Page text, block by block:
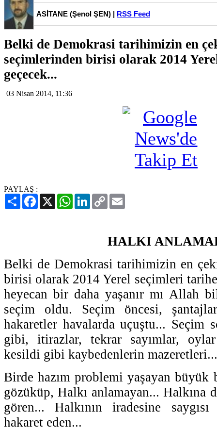
ASİTANE (Şenol ŞEN) | RSS Feed
Belki de Demokrasi tarihimizin en
seçimlerinden birisi olarak 2014
geçecek...
03 Nisan 2014, 11:36
PAYLAŞ :
PaylaşFacebook
X WhatsAppLinkedIn
Copy
Link
HALKI
Belki de Demokrasi tarihimizin en
birisi olarak 2014 Yerel seçimleri
heyecan bir daha yaşanır mı Allah
seçim oldu. Seçim öncesi,
hakaretler havalarda uçuştu... Seçim
gibi, itirazlar, tekrar sayımlar,
kesildi gibi kaybedenlerin mazeretleri...
Birde hazım problemi yaşayan
gözüküp, Halkı anlamayan... Halkına
gören... Halkının iradesine
hakaret eden...